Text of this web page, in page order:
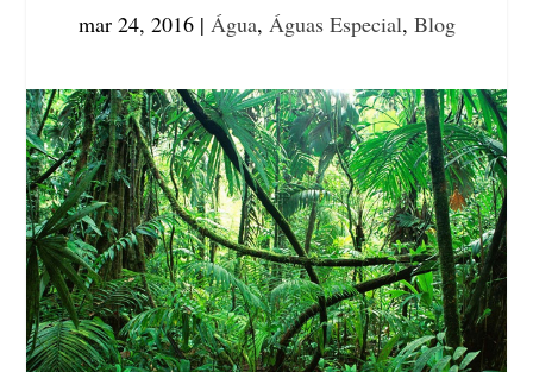
mar 24, 2016| Água, Águas Especial, Blog